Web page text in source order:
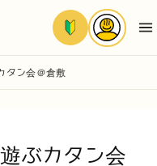
タン会＠倉敷
ぶカタン会